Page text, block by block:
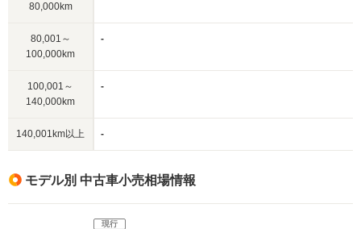
80,000km
80,001～
100,000km
-
100,001～
140,000km
-
140,001km以上 -
モデル別 中古車小売相場情報
現行